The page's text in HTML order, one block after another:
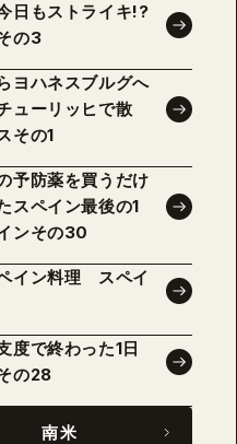
日もストライキ!?
の3
ヨハネスブルグへ
ューリッヒで散
その1
予防薬を買うだけ
スペイン最後の1
ンその30
イン料理 スペイ
度で終わった1日
の28
南米